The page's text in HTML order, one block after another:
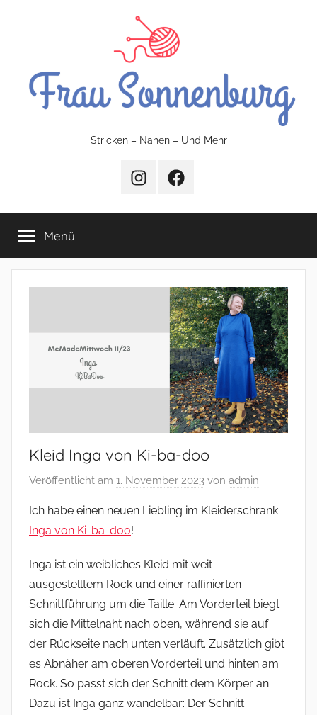
FrauSonnenburg
Stricken
–
Nähen
und
mehr
Stricken – Nähen – Und Mehr
InstagramFacebook
Menü
Kleid Inga von Ki-ba-doo
Veröffentlicht am 1. November 2023 von admin
Ich habe einen neuen Liebling im Kleiderschrank:
Inga von Ki-ba-doo!
Inga ist ein weibliches Kleid mit weit
ausgestelltem Rock und einer raffinierten
Schnittführung um die Taille: Am Vorderteil biegt
sich die Mittelnaht nach oben, während sie auf
der Rückseite nach unten verläuft. Zusätzlich gibt
es Abnäher am oberen Vorderteil und hinten am
Rock. So passt sich der Schnitt dem Körper an.
Dazu ist Inga ganz wandelbar: Der Schnitt